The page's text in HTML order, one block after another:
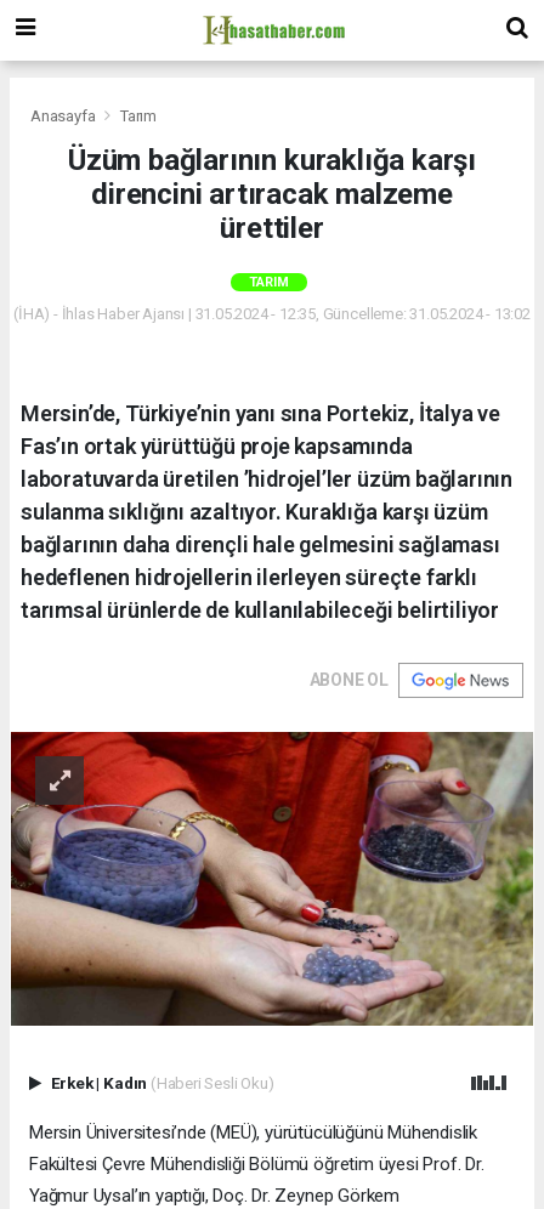
Anasayfa Tarım
Üzüm bağlarının kuraklığa karşı
direncini artıracak malzeme
ürettiler
TARIM
(İHA) - İhlas Haber Ajansı | 31.05.2024 - 12:35, Güncelleme: 31.05.2024 - 13:02
Mersin’de, Türkiye’nin yanı sına Portekiz, İtalya ve
Fas’ın ortak yürüttüğü proje kapsamında
laboratuvarda üretilen ’hidrojel’ler üzüm bağlarının
sulanma sıklığını azaltıyor. Kuraklığa karşı üzüm
bağlarının daha dirençli hale gelmesini sağlaması
hedeflenen hidrojellerin ilerleyen süreçte farklı
tarımsal ürünlerde de kullanılabileceği belirtiliyor
ABONE OL
Erkek| Kadın (Haberi Sesli Oku)
Mersin Üniversitesi’nde (MEÜ), yürütücülüğünü Mühendislik
Fakültesi Çevre Mühendisliği Bölümü öğretim üyesi Prof. Dr.
Yağmur Uysal’ın yaptığı, Doç. Dr. Zeynep Görkem